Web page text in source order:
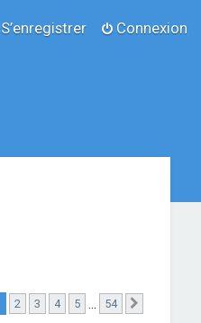
Connexion
S’enregistrer
sur 54
2 3 4 5 54